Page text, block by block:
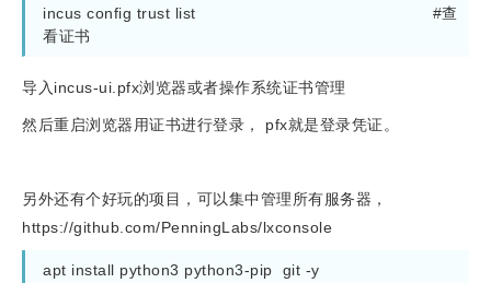
incus config trust list                                                #查
看证书
导入incus-ui.pfx浏览器或者操作系统证书管理
然后重启浏览器用证书进行登录， pfx就是登录凭证。
另外还有个好玩的项目，可以集中管理所有服务器，
https://github.com/PenningLabs/lxconsole
apt install python3 python3-pip  git -y